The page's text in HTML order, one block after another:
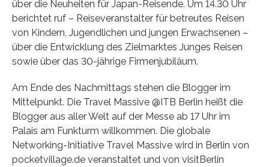
über die Neuheiten für Japan-Reisende. Um 14.30 Uhr
berichtet ruf – Reiseveranstalter für betreutes Reisen
von Kindern, Jugendlichen und jungen Erwachsenen –
über die Entwicklung des Zielmarktes Junges Reisen
sowie über das 30-jährige Firmenjubiläum.
Am Ende des Nachmittags stehen die Blogger im
Mittelpunkt. Die Travel Massive @ITB Berlin heißt die
Blogger aus aller Welt auf der Messe ab 17 Uhr im
Palais am Funkturm willkommen. Die globale
Networking-Initiative Travel Massive wird in Berlin von
pocketvillage.de veranstaltet und von visitBerlin